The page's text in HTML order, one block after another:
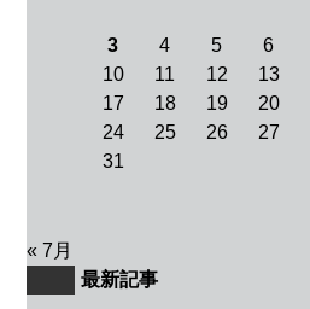
3
4 5 6
10
11 12 13
17
18 19 20
24
25 26 27
31
« 7月
最新記事